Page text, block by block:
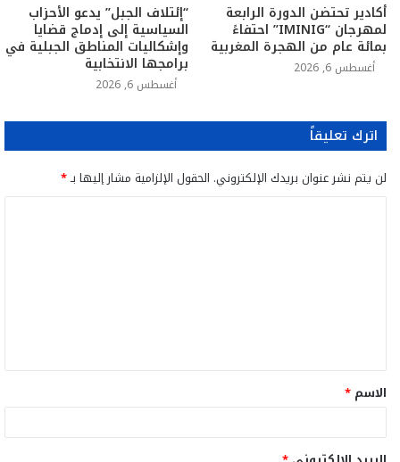
أكادير تحتضن الدورة الرابعة
لمهرجان “IMINIG” احتفاءً
بمائة عام من الهجرة المغربية
أغسطس 6, 2026
“إئتلاف الجبل” يدعو الأحزاب
السياسية إلى إدماج قضايا
وإشكاليات المناطق الجبلية في
برامجها الانتخابية
أغسطس 6, 2026
اترك تعليقاً
لن يتم نشر عنوان بريدك الإلكتروني. الحقول الإلزامية مشار إليها بـ*
ق
*
الاسم *